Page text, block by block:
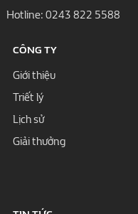
Hotline: 0243 822 5588
CÔNG TY
Giới thiệu
Triết lý
Lịch sử
Giải thưởng